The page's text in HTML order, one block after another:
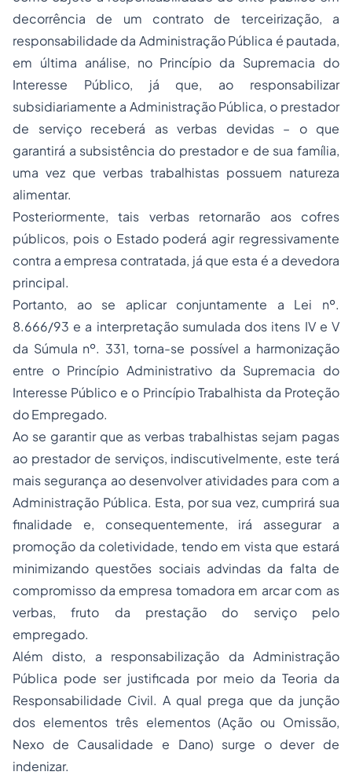
decorrência de um contrato de terceirização, a
responsabilidade da Administração Pública é pautada,
em última análise, no Princípio da Supremacia do
Interesse Público, já que, ao responsabilizar
subsidiariamente a Administração Pública, o prestador
de serviço receberá as verbas devidas – o que
garantirá a subsistência do prestador e de sua família,
uma vez que verbas trabalhistas possuem natureza
alimentar.
Posteriormente, tais verbas retornarão aos cofres
públicos, pois o Estado poderá agir regressivamente
contra a empresa contratada, já que esta é a devedora
principal.
Portanto, ao se aplicar conjuntamente a Lei nº.
8.666/93 e a interpretação sumulada dos itens IV e V
da Súmula nº. 331, torna-se possível a harmonização
entre o Princípio Administrativo da Supremacia do
Interesse Público e o Princípio Trabalhista da Proteção
do Empregado.
Ao se garantir que as verbas trabalhistas sejam pagas
ao prestador de serviços, indiscutivelmente, este terá
mais segurança ao desenvolver atividades para com a
Administração Pública. Esta, por sua vez, cumprirá sua
finalidade e, consequentemente, irá assegurar a
promoção da coletividade, tendo em vista que estará
minimizando questões sociais advindas da falta de
compromisso da empresa tomadora em arcar com as
verbas, fruto da prestação do serviço pelo
empregado.
Além disto, a responsabilização da Administração
Pública pode ser justificada por meio da Teoria da
Responsabilidade Civil. A qual prega que da junção
dos elementos três elementos (Ação ou Omissão,
Nexo de Causalidade e Dano) surge o dever de
indenizar.